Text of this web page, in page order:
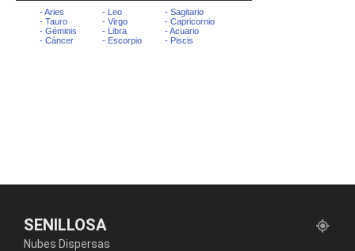
SENILLOSA
Nubes Dispersas